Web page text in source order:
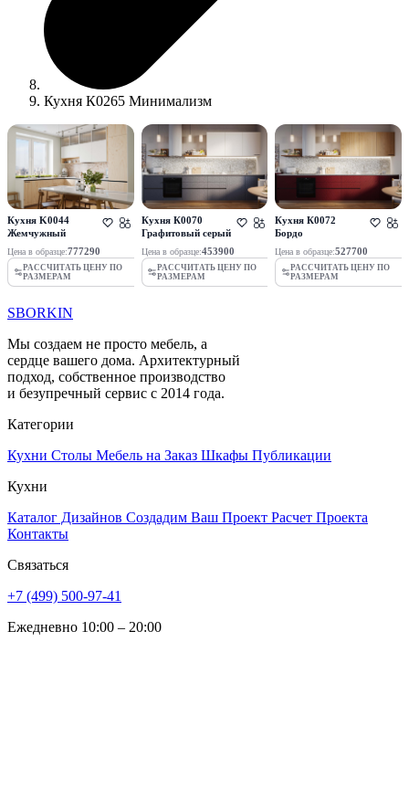
Кухня К0265 Минимализм
Кухня K0044
Жемчужный
Цена в образце:777290
РАССЧИТАТЬ ЦЕНУ ПО
РАЗМЕРАМ
Кухня К0070
Графитовый серый
Цена в образце:453900
РАССЧИТАТЬ ЦЕНУ ПО
РАЗМЕРАМ
Кухня К0072
Бордо
Цена в образце:527700
РАССЧИТАТЬ ЦЕНУ ПО
РАЗМЕРАМ
SBORKIN
Мы создаем не просто мебель, а
сердце вашего дома. Архитектурный
подход, собственное производство
и безупречный сервис с 2014 года.
Категории
Кухни Столы Мебель на Заказ Шкафы Публикации
Кухни
Каталог Дизайнов Создадим Ваш Проект Расчет Проекта
Контакты
Связаться
+7 (499) 500-97-41
Ежедневно 10:00 – 20:00